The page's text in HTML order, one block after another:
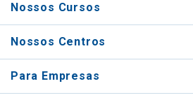
Nossos Cursos
Nossos Centros
Para Empresas